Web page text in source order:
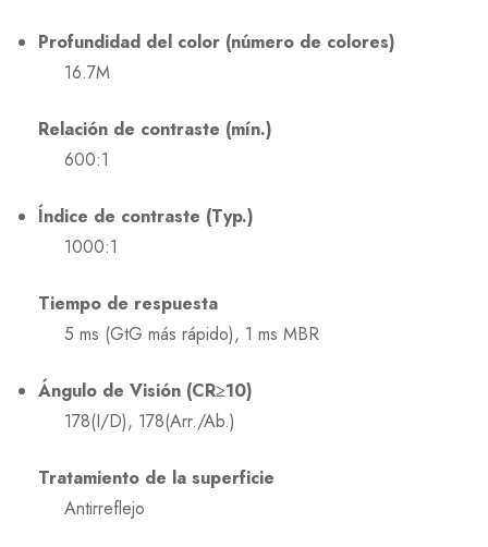
Profundidad del color (número de colores)
16.7M
Relación de contraste (mín.)
600:1
Índice de contraste (Typ.)
1000:1
Tiempo de respuesta
5 ms (GtG más rápido), 1 ms MBR
Ángulo de Visión (CR≥10)
178(I/D), 178(Arr./Ab.)
Tratamiento de la superficie
Antirreflejo